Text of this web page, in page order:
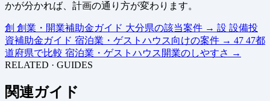
かが分かれば、計画の通り方が変わります。
創 創業・開業補助金ガイド 大分県の該当案件 → 設 設備投
資補助金ガイド 宿泊業・ゲストハウス向けの案件 → 47 47都
道府県で比較 宿泊業・ゲストハウス開業のしやすさ →
RELATED · GUIDES
関連ガイド